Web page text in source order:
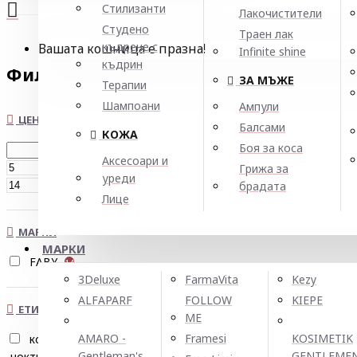
Стилизанти
Студено
къдрене с
къдрин
Терапии
Шампоани
КОЖА
Аксесоари и
уреди
Лице
Лакочистители
Траен лак
Infinite shine
ЗА МЪЖЕ
Ампули
Балсами
Боя за коса
Грижа за
брадата
МАРКИ
3Deluxe
ALFAPARF
AMARO -
FarmaVita
FOLLOW
ME
Framesi
Kezy
KIEPE
KOSIMETIK
Вашата кошница е празна!
Филтър
ЦЕНА
€
МАРКИ
FABY 14
ЕТИКЕТИ
кожички 1 масло